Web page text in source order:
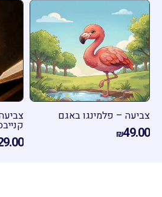
– פלמינגו באגם
₪
צביעה
קנייבסקי
₪129.00